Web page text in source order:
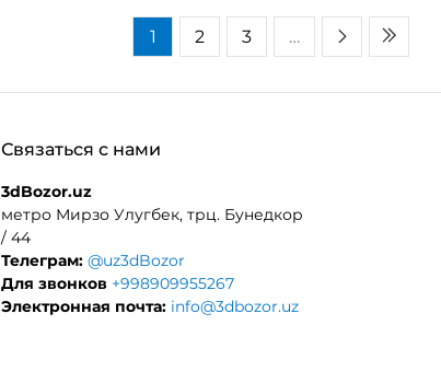
1 2 3 …
Связаться с нами
3dBozor.uz
метро Мирзо Улугбек, трц. Бунедкор
/ 44
Телеграм: @uz3dBozor
Для звонков +998909955267
Электронная почта: info@3dbozor.uz